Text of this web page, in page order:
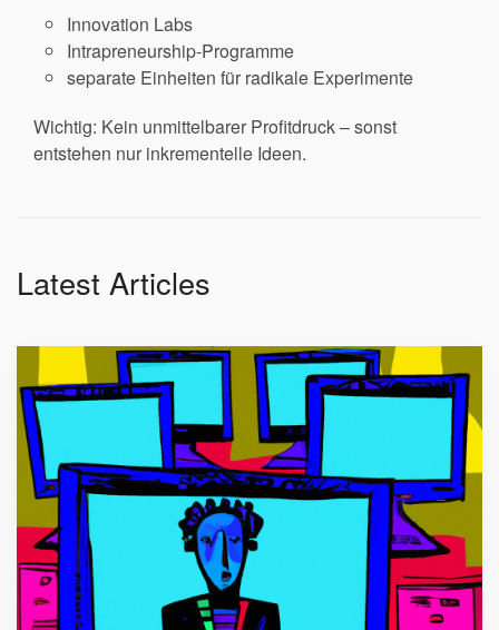
Innovation Labs
Intrapreneurship-Programme
separate Einheiten für radikale Experimente
Wichtig: Kein unmittelbarer Profitdruck – sonst
entstehen nur inkrementelle Ideen.
Latest Articles